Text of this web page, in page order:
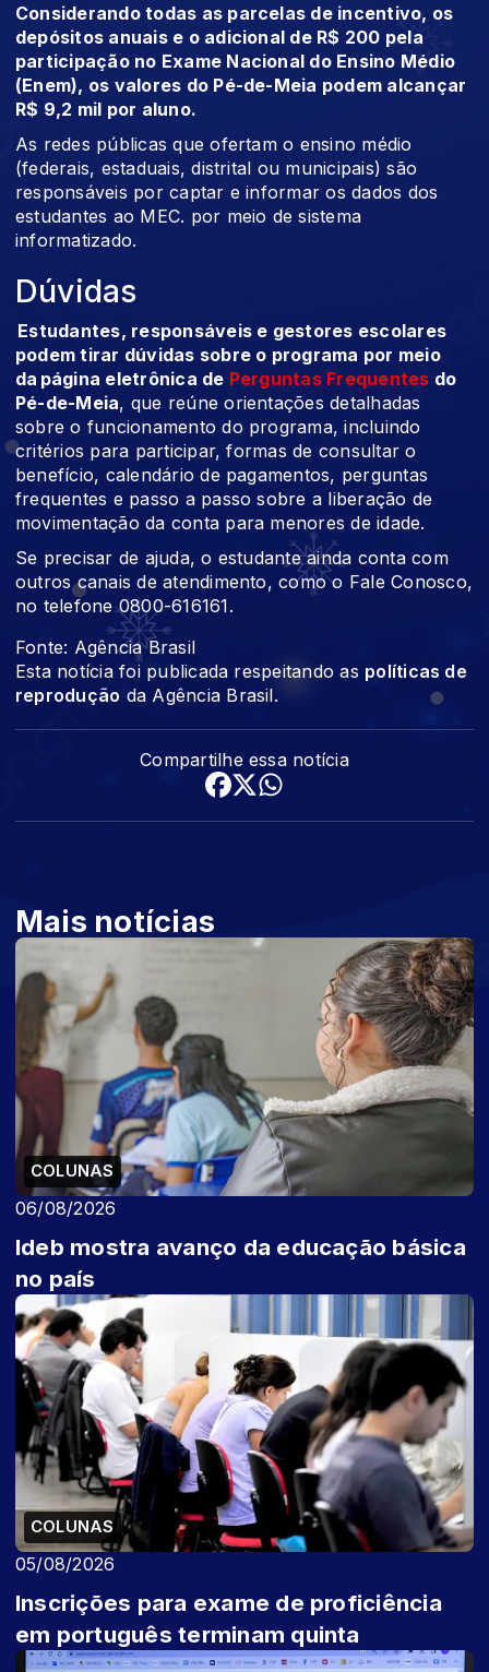
Considerando todas as parcelas de incentivo, os
depósitos anuais e o adicional de R$ 200 pela
participação no Exame Nacional do Ensino Médio
(Enem), os valores do Pé-de-Meia podem alcançar
R$ 9,2 mil por aluno.
As redes públicas que ofertam o ensino médio
(federais, estaduais, distrital ou municipais) são
responsáveis por captar e informar os dados dos
estudantes ao MEC. por meio de sistema
informatizado.
Dúvidas
Estudantes, responsáveis e gestores escolares
podem tirar dúvidas sobre o programa por meio
da página eletrônica de Perguntas Frequentes do
Pé-de-Meia, que reúne orientações detalhadas
sobre o funcionamento do programa, incluindo
critérios para participar, formas de consultar o
benefício, calendário de pagamentos, perguntas
frequentes e passo a passo sobre a liberação de
movimentação da conta para menores de idade.
Se precisar de ajuda, o estudante ainda conta com
outros canais de atendimento, como o Fale Conosco,
no telefone 0800-616161.
Fonte: Agência Brasil
Esta notícia foi publicada respeitando as políticas de
reprodução da Agência Brasil.
Compartilhe essa notícia
Mais notícias
COLUNAS
06/08/2026
Ideb mostra avanço da educação básica
no país
COLUNAS
05/08/2026
Inscrições para exame de proficiência
em português terminam quinta